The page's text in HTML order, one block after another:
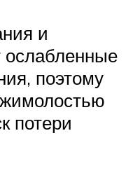
и
ослабленные
поэтому
потери